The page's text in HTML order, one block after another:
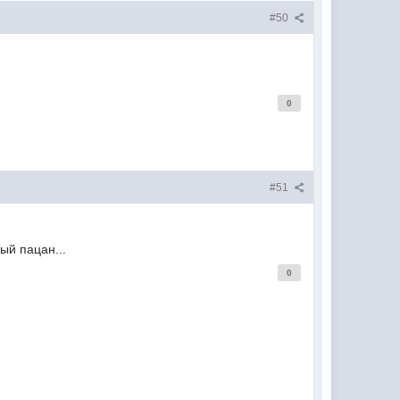
#50
0
#51
пацан...
0